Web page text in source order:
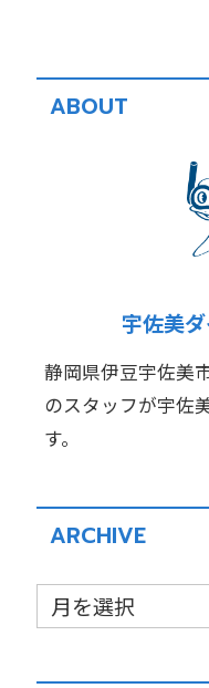
ABOUT
宇佐美
静岡県伊豆宇佐美
のスタッフが宇佐
す。
ARCHIVE